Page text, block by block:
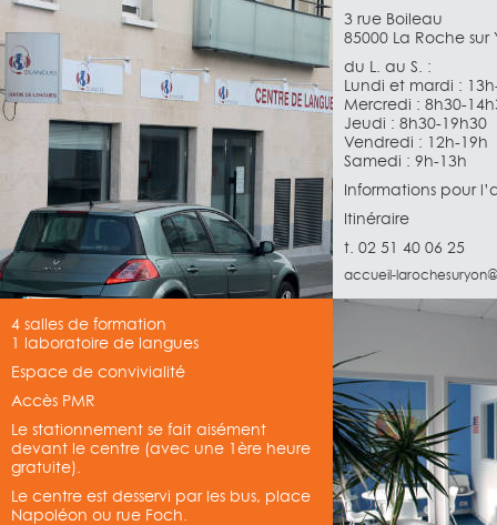
3 rue Boileau
85000 La Roche sur
du L. au S. :
Lundi et mardi :
Mercredi : 8h30-
Jeudi : 8h30-19h30
Vendredi : 12h-19h
Samedi : 9h-13h
Informations pour
Itinéraire
t. 02 51 40 06 25
accueil-
4 salles de formation
1 laboratoire de langues
Espace de convivialité
Accès PMR
Le stationnement se fait aisément
devant le centre (avec une 1ère heure
gratuite).
Le centre est desservi par les bus, place
Napoléon ou rue Foch.